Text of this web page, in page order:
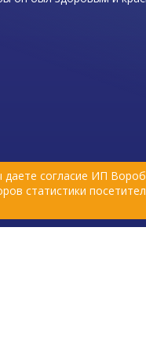
согласие ИП
статистики